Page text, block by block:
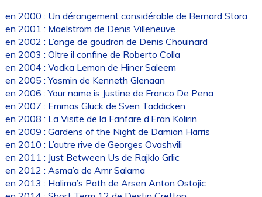
en 2000 : Un dérangement considérable de Bernard Stora
en 2001 : Maelström de Denis Villeneuve
en 2002 : L’ange de goudron de Denis Chouinard
en 2003 : Oltre il confine de Roberto Colla
en 2004 : Vodka Lemon de Hiner Saleem
en 2005 : Yasmin de Kenneth Glenaan
en 2006 : Your name is Justine de Franco De Pena
en 2007 : Emmas Glück de Sven Taddicken
en 2008 : La Visite de la Fanfare d’Eran Kolirin
en 2009 : Gardens of the Night de Damian Harris
en 2010 : L’autre rive de Georges Ovashvili
en 2011 : Just Between Us de Rajklo Grlic
en 2012 : Asma’a de Amr Salama
en 2013 : Halima’s Path de Arsen Anton Ostojic